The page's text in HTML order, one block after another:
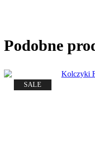
Podobne
SALE